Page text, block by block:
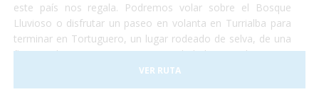
este país nos regala. Podremos volar sobre el Bosque
Lluvioso o disfrutar un paseo en volanta en Turrialba para
terminar en Tortuguero, un lugar rodeado de selva, de una
flora exuberante y una gran cantidad de animales como
monos, perezosos, tapires, entre otros. Terminaremos
nuestro viaje disfrutando del clima de las playas de caribe
VER RUTA